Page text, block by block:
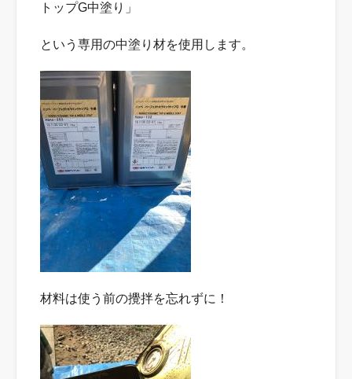
トップG中塗り」
という専用の中塗り材を使用します。
材料は使う前の攪拌を忘れずに！